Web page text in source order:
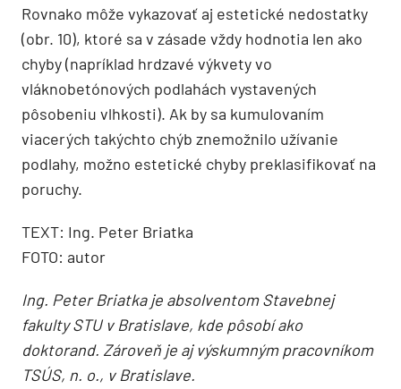
Rovnako môže vykazovať aj estetické nedostatky
(obr. 10), ktoré sa v zásade vždy hodnotia len ako
chyby (napríklad hrdzavé výkvety vo
vláknobetónových podlahách vystavených
pôsobeniu vlhkosti). Ak by sa kumulovaním
viacerých takýchto chýb znemožnilo užívanie
podlahy, možno estetické chyby preklasifikovať na
poruchy.
TEXT: Ing. Peter Briatka
FOTO: autor
Ing. Peter Briatka je absolventom Stavebnej
fakulty STU v Bratislave, kde pôsobí ako
doktorand. Zároveň je aj výskumným pracovníkom
TSÚS, n. o., v Bratislave.